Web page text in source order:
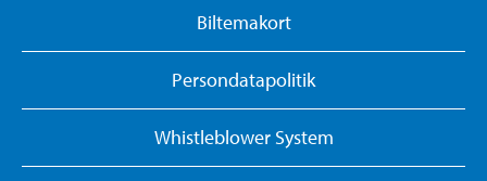
Biltemakort
Persondatapolitik
Whistleblower System